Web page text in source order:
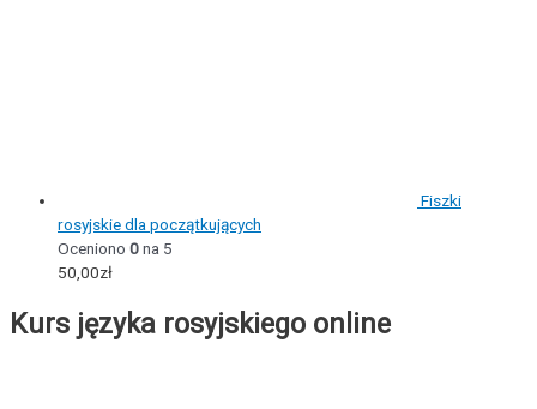
Fiszki
rosyjskie dla początkujących
Oceniono 0na 5
50,00zł
Kurs języka rosyjskiego online